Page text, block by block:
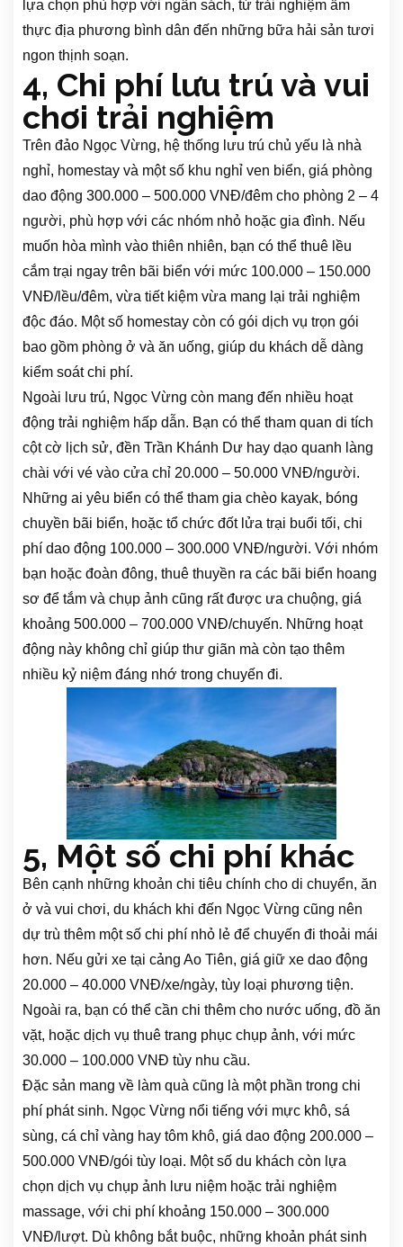
lựa chọn phù hợp với ngân sách, từ trải nghiệm ẩm
thực địa phương bình dân đến những bữa hải sản tươi
ngon thịnh soạn.
4, Chi phí lưu trú và vui
chơi trải nghiệm
Trên đảo Ngọc Vừng, hệ thống lưu trú chủ yếu là nhà
nghỉ, homestay và một số khu nghỉ ven biển, giá phòng
dao động 300.000 – 500.000 VNĐ/đêm cho phòng 2 – 4
người, phù hợp với các nhóm nhỏ hoặc gia đình. Nếu
muốn hòa mình vào thiên nhiên, bạn có thể thuê lều
cắm trại ngay trên bãi biển với mức 100.000 – 150.000
VNĐ/lều/đêm, vừa tiết kiệm vừa mang lại trải nghiệm
độc đáo. Một số homestay còn có gói dịch vụ trọn gói
bao gồm phòng ở và ăn uống, giúp du khách dễ dàng
kiểm soát chi phí.
Ngoài lưu trú, Ngọc Vừng còn mang đến nhiều hoạt
động trải nghiệm hấp dẫn. Bạn có thể tham quan di tích
cột cờ lịch sử, đền Trần Khánh Dư hay dạo quanh làng
chài với vé vào cửa chỉ 20.000 – 50.000 VNĐ/người.
Những ai yêu biển có thể tham gia chèo kayak, bóng
chuyền bãi biển, hoặc tổ chức đốt lửa trại buổi tối, chi
phí dao động 100.000 – 300.000 VNĐ/người. Với nhóm
bạn hoặc đoàn đông, thuê thuyền ra các bãi biển hoang
sơ để tắm và chụp ảnh cũng rất được ưa chuộng, giá
khoảng 500.000 – 700.000 VNĐ/chuyến. Những hoạt
động này không chỉ giúp thư giãn mà còn tạo thêm
nhiều kỷ niệm đáng nhớ trong chuyến đi.
5, Một số chi phí khác
Bên cạnh những khoản chi tiêu chính cho di chuyển, ăn
ở và vui chơi, du khách khi đến Ngọc Vừng cũng nên
dự trù thêm một số chi phí nhỏ lẻ để chuyến đi thoải mái
hơn. Nếu gửi xe tại cảng Ao Tiên, giá giữ xe dao động
20.000 – 40.000 VNĐ/xe/ngày, tùy loại phương tiện.
Ngoài ra, bạn có thể cần chi thêm cho nước uống, đồ ăn
vặt, hoặc dịch vụ thuê trang phục chụp ảnh, với mức
30.000 – 100.000 VNĐ tùy nhu cầu.
Đặc sản mang về làm quà cũng là một phần trong chi
phí phát sinh. Ngọc Vừng nổi tiếng với mực khô, sá
sùng, cá chỉ vàng hay tôm khô, giá dao động 200.000 –
500.000 VNĐ/gói tùy loại. Một số du khách còn lựa
chọn dịch vụ chụp ảnh lưu niệm hoặc trải nghiệm
massage, với chi phí khoảng 150.000 – 300.000
VNĐ/lượt. Dù không bắt buộc, những khoản phát sinh